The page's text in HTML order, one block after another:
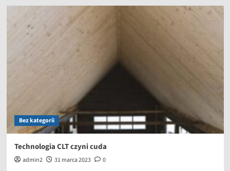
Bez kategorii
Technologia CLT czyni cuda
admin2 31 marca 2023 0